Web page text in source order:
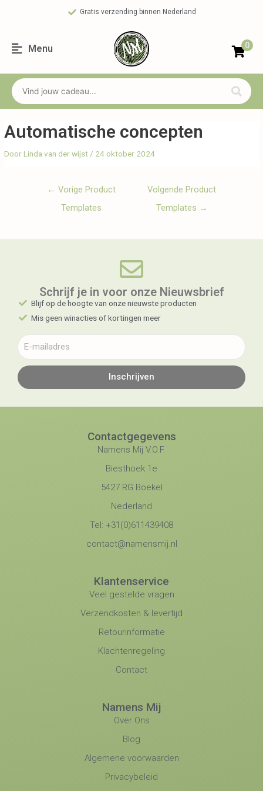
Gratis verzending binnen Nederland
Menu 0
Automatische concepten
DoorLinda van der wijst / 24 oktober 2024
← Vorige Product
Templates
Volgende Product
Templates →
Schrijf je in voor onze Nieuwsbrief​
Blijf op de hoogte van onze nieuwste producten
Mis geen winacties of kortingen meer
Inschrijven
Contactgegevens
Namens Mij V.O.F.
Biesthoek 1e
5427 RG Boekel
Nederland
Tel: +31(0)611439408
contact@namensmij.nl
Klantenservice
Veel gestelde vragen
Verzendkosten & levertijd
Retourinformatie
Klachtenregeling
Contact
Namens Mij
Over Ons
Blog
Algemene voorwaarden
Privacybeleid